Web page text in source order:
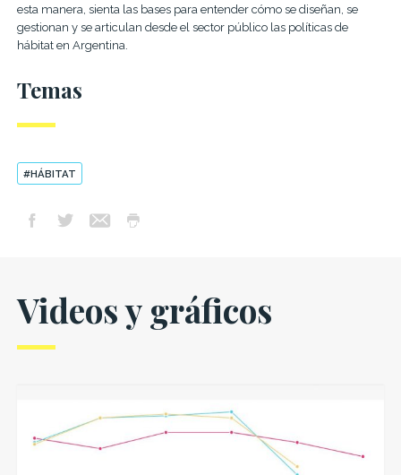
esta manera, sienta las bases para entender cómo se diseñan, se
gestionan y se articulan desde el sector público las políticas de
hábitat en Argentina.
Temas
#HÁBITAT
Videos y gráficos